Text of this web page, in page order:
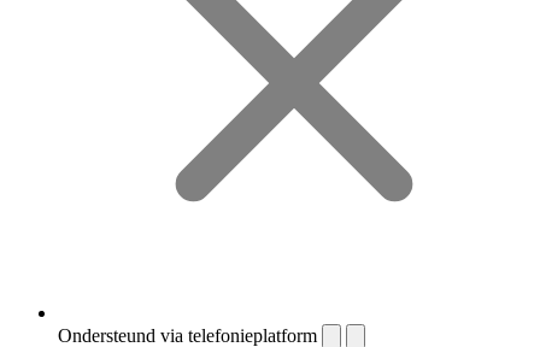
Ondersteund via telefonieplatform